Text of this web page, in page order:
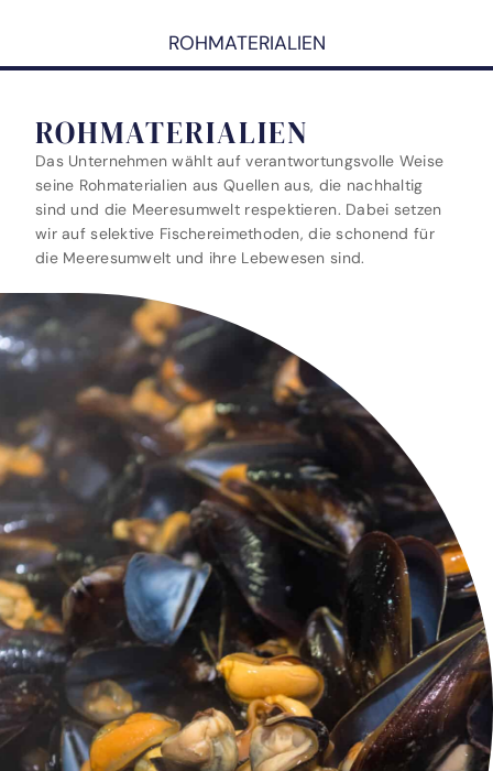
ROHMATERIALIEN
ROHMATERIALIEN
Das Unternehmen wählt auf verantwortungsvolle Weise
seine Rohmaterialien aus Quellen aus, die nachhaltig
sind und die Meeresumwelt respektieren. Dabei setzen
wir auf selektive Fischereimethoden, die schonend für
die Meeresumwelt und ihre Lebewesen sind.